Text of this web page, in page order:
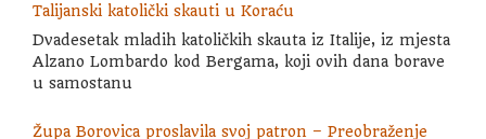
Talijanski katolički skauti u Koraću
Dvadesetak mladih katoličkih skauta iz Italije, iz mjesta
Alzano Lombardo kod Bergama, koji ovih dana borave
u samostanu
Župa Borovica proslavila svoj patron – Preobraženje